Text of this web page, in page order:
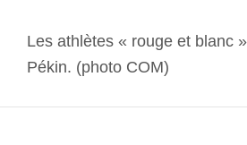
Les athlètes « rouge et blanc
Pékin. (photo COM)